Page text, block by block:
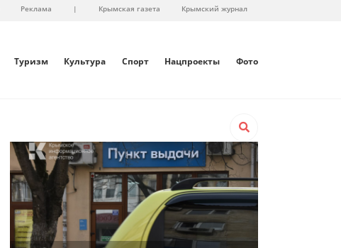
Реклама | Крымская газета Крымский журнал
Туризм Культура Спорт Нацпроекты Фото